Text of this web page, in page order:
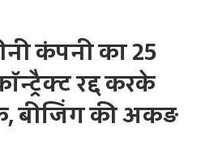
कंपनी का 25
रद्द करके
बीजिंग की अकड़